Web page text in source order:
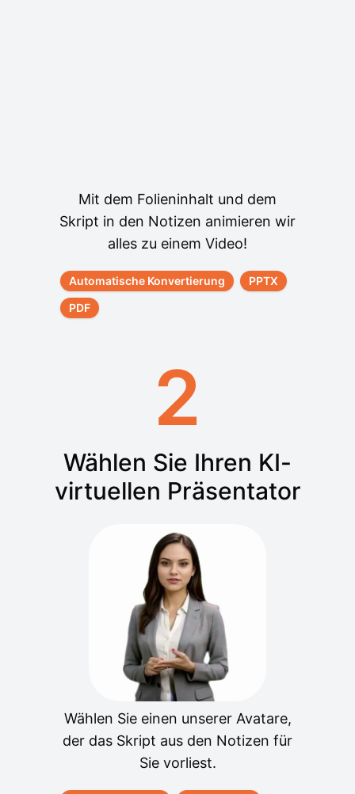
Mit dem Folieninhalt und dem
Skript in den Notizen animieren wir
alles zu einem Video!
Automatische Konvertierung
PPTX
PDF
2
Wählen Sie Ihren KI-
virtuellen Präsentator
Wählen Sie einen unserer Avatare,
der das Skript aus den Notizen für
Sie vorliest.